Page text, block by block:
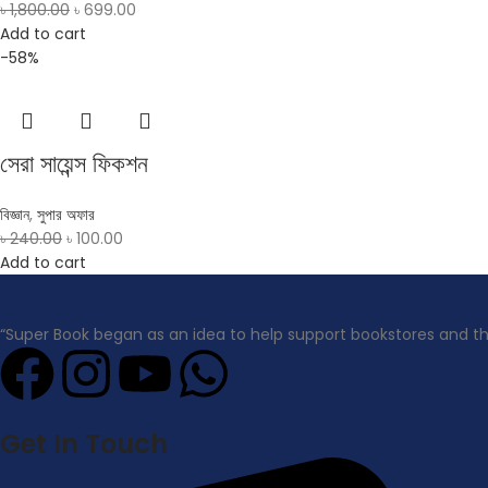
৳1,800.00 ৳ 699.00
Add to cart
-58%
সেরা সায়েন্স ফিকশন
বিজ্ঞান, সুপার অফার
৳240.00 ৳ 100.00
Add to cart
“Super Book began as an idea to help support bookstores
Get In Touch